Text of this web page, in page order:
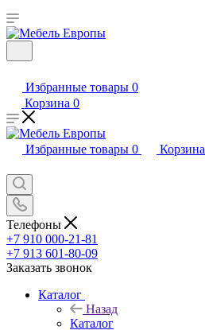
Избранные товары 0
Корзина 0
Избранные товары 0 Корзина
Телефоны
+7 910 000-21-81
+7 913 601-80-09
Заказать звонок
Каталог
Назад
Каталог